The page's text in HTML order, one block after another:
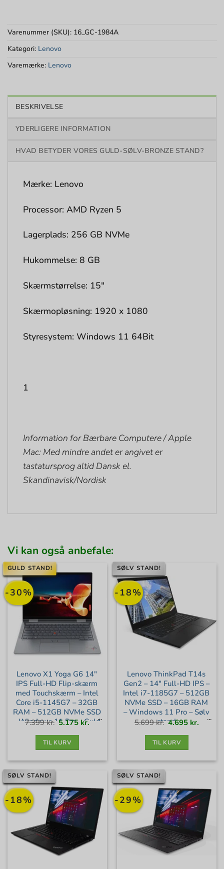
Varenummer (SKU): 16_GC-1984A
Kategori: Lenovo
Varemærke: Lenovo
BESKRIVELSE
YDERLIGERE INFORMATION
HVAD BETYDER VORES GULD-SØLV-BRONZE STAND?
Mærke: Lenovo
Processor: AMD Ryzen 5
Lagerplads: 256 GB NVMe
Hukommelse: 8 GB
Skærmstørrelse: 15″
Skærmopløsning: 1920 x 1080
Styresystem: Windows 11 64Bit
1
Information for Bærbare Computere / Apple
Mac: Med mindre andet er angivet er
tastatursprog altid Dansk el.
Skandinavisk/Nordisk
Vi kan også anbefale:
-30%
GULD STAND!
Lenovo X1 Yoga G6 14″
IPS Full-HD Flip-skærm
med Touchskærm – Intel
Core i5-1145G7 – 32GB
RAM – 512GB NVMe SSD
– Windows 11 Pro – Guld
7.399kr. Den
oprindelige
pris
5.175 kr.Den
TIL KURV
-18%
SØLV STAND!
Lenovo ThinkPad T14s
Gen2 – 14″ Full-HD IPS –
Intel i7-1185G7 – 512GB
NVMe SSD – 16GB RAM
– Windows 11 Pro – Sølv
stand
5.699kr. Den
oprindelige
pris
4.695 kr. Den
TIL KURV
-18%
SØLV STAND!
-29%
SØLV STAND!